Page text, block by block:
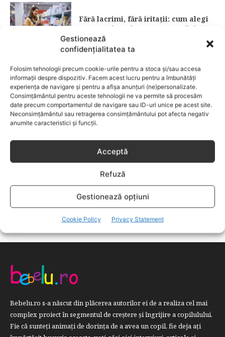
Gestionează
confidențialitatea ta
Folosim tehnologii precum cookie-urile pentru a stoca și/sau accesa
informații despre dispozitiv. Facem acest lucru pentru a îmbunătăți
experiența de navigare și pentru a afișa anunțuri (ne)personalizate.
Consimțământul pentru aceste tehnologii ne va permite să procesăm
date precum comportamentul de navigare sau ID-uri unice pe acest site.
Neconsimțământul sau retragerea consimțământului pot afecta negativ
anumite caracteristici și funcții.
Acceptă
Refuză
Gestionează opțiuni
Cookie Policy Privacy Statement
Fără lacrimi, fără iritații: cum alegi
șamponul perfect pentru copilul tău
CATEGORII POPULARE
EVENIMENTE
741
LIFESTYLE
COPII
634
FAMILIA
582
DEZVOLTAREA COPILULUI
COMPORTAMENT
294
Bebelu.ro s-a născut din plăcerea autorilor ei de a realiza cel mai
complex proiect în segmentul de creştere şi îngrijire a copilulului.
Fie că sunteţi animaţi de dorinţa de a avea un copil, fie deja aţi